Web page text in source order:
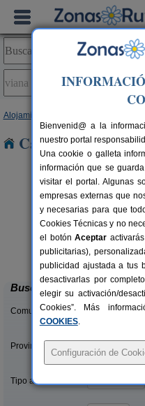
Alojamientos
Casas Rurales en
Hotel Rural
Eugi
Buscar
Comunidades:
Provincias/Islas:
Tipo alquiler:
Bienvenid@ a la
nuestro portal
Una cookie o galleta
información que se
visitar el portal. Algunas
empresas externas que
y necesarias para que
Cookies Técnicas y no
el botónAceptar
publicitarias),
publicidad ajustada a tus
desactivarlas por
elegir su activación/
Cookies”. Más
COOKIES.